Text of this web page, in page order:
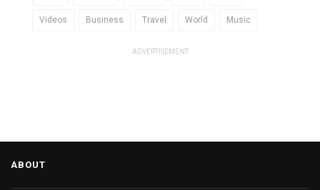
Videos Business Travel World Music
ADVERTISEMENT
ABOUT